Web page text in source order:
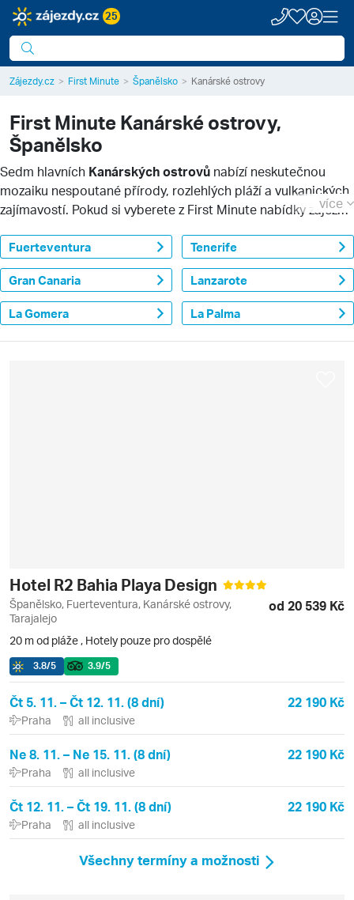
25
Zájezdy.cz First Minute Španělsko Kanárské ostrovy
First MinuteKanárské ostrovy,
Španělsko
Sedm hlavních Kanárských ostrovů nabízí neskutečnou
mozaiku nespoutané přírody, rozlehlých pláží a vulkanických
zajímavostí. Pokud si vyberete z First Minute nabídky zájezdů
počasí a hlavně na vysoký standard místních služeb.
více
Fuerteventura Tenerife
Gran Canaria Lanzarote
La Gomera La Palma
Hotel R2 Bahia Playa Design
Španělsko, Fuerteventura, Kanárské ostrovy,
Tarajalejo
od 20 539 Kč
20 m od pláže , Hotely pouze pro dospělé
3.8/5 3.9/5
Čt 5. 11. – Čt 12. 11. (8 dní) 22 190 Kč
Praha all inclusive
Ne 8. 11. – Ne 15. 11. (8 dní) 22 190 Kč
Praha all inclusive
Čt 12. 11. – Čt 19. 11. (8 dní) 22 190 Kč
Praha all inclusive
Všechny termíny a možnosti